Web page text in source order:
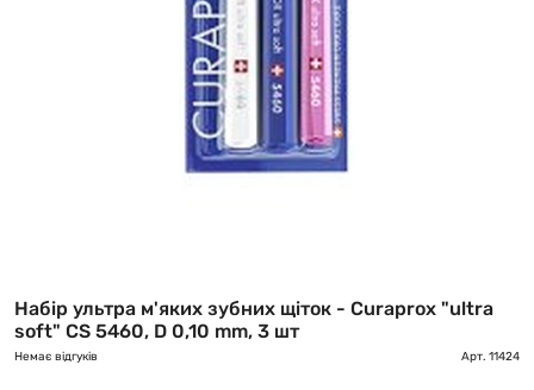
Набір ультра м'яких зубних щіток - Curaprox "ultra
soft" CS 5460, D 0,10 mm, 3 шт
Немає відгуків Арт. 11424